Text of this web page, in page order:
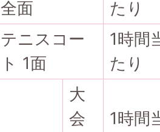
全面
たり
テニスコー
ト 1面
1時間
たり
大
会
1時間